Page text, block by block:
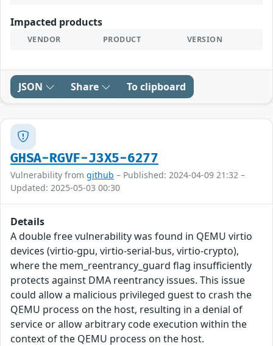
Impacted products
VENDOR PRODUCT VERSION
JSON Share To clipboard
GHSA-RGVF-J3X5-6277
Vulnerability from github – Published: 2024-04-09 21:32 –
Updated: 2025-05-03 00:30
Details
A double free vulnerability was found in QEMU virtio
devices (virtio-gpu, virtio-serial-bus, virtio-crypto),
where the mem_reentrancy_guard flag insufficiently
protects against DMA reentrancy issues. This issue
could allow a malicious privileged guest to crash the
QEMU process on the host, resulting in a denial of
service or allow arbitrary code execution within the
context of the QEMU process on the host.